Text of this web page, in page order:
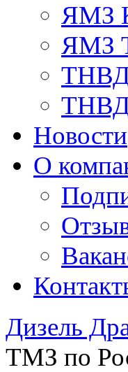
ЯМЗ
ЯМЗ
Новости
О
Дизель
ТМЗ по